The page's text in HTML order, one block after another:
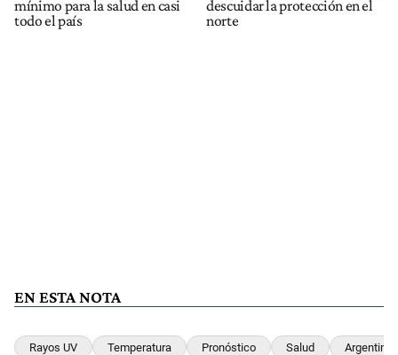
mínimo para la salud en casi
todo el país
descuidar la protección en el
norte
EN ESTA NOTA
Rayos UV Temperatura Pronóstico Salud Argentina